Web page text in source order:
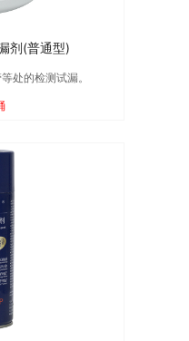
剂(普通型)
处的检测试漏。